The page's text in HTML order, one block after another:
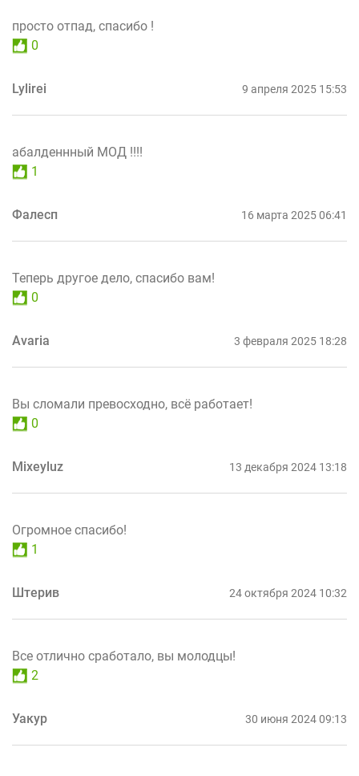
просто отпад, спасибо !
0
Lylirei 9 апреля 2025 15:53
абалденнный МОД !!!!
1
Фалесп 16 марта 2025 06:41
Теперь другое дело, спасибо вам!
0
Avaria 3 февраля 2025 18:28
Вы сломали превосходно, всё работает!
0
Mixeyluz 13 декабря 2024 13:18
Огромное спасибо!
1
Штерив 24 октября 2024 10:32
Все отлично сработало, вы молодцы!
2
Уакур 30 июня 2024 09:13